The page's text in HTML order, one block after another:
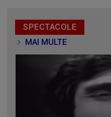
SPECTACOLE
MAI MULTE